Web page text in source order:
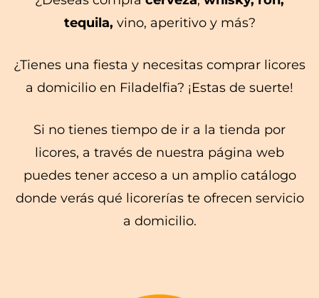
tequila, vino, aperitivo y más?
¿Tienes una fiesta y necesitas comprar licores
a domicilio en Filadelfia? ¡Estas de suerte!
Si no tienes tiempo de ir a la tienda por
licores, a través de nuestra página web
puedes tener acceso a un amplio catálogo
donde verás qué licorerías te ofrecen servicio
a domicilio.